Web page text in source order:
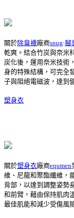
關於除臭襪廠商snug:腳
乾爽。結合竹炭與奈米
炭化後，運用奈米技術
身的特殊結構，可完全
子與阻絕電磁波，達到
塑身衣
關於塑身衣廠商equmen
維、尼龍和聚酯纖維，
背部，以達到調整姿勢
和前臂，藉由保持肌肉
最佳肌能和減少受傷風